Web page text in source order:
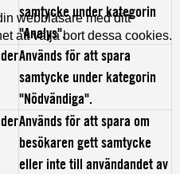
webbläsare med ditt
att välja bort dessa cookies.
samtycke under kategorin
"Analys".
Används för att spara
samtycke under kategorin
"Nödvändiga".
Används för att spara om
besökaren gett samtycke
eller inte till användandet av